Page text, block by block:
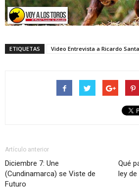
ETIQUETAS Video Entrevista a Ricardo
Artículo anterior
Diciembre 7: Une
(Cundinamarca) se Viste de
Futuro
Qué
ley